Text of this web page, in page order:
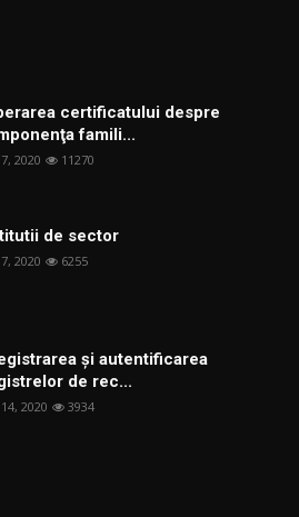
certificatului despre
famili...
2020 11270
de sector
2020 6255
și autentificarea
de rec...
2020 3934